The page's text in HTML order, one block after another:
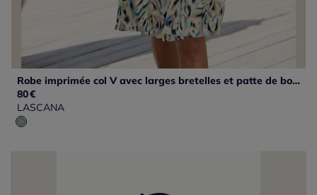
Robe imprimée col V avec larges bretelles et patte de boutonnage
80€
LASCANA